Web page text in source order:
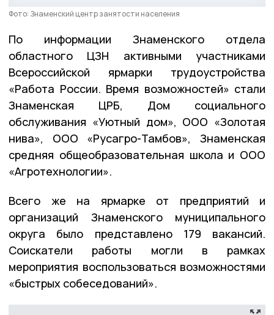
Фото: Знаменский центр занятости населения
По информации Знаменского отдела
областного ЦЗН активными участниками
Всероссийской ярмарки трудоустройства
«Работа России. Время возможностей» стали
Знаменская ЦРБ, Дом социального
обслуживания «Уютный дом», ООО «Золотая
нива», ООО «Русагро-Тамбов», Знаменская
средняя общеобразовательная школа и ООО
«Агротехнологии».
Всего же на ярмарке от предприятий и
организаций Знаменского муниципального
округа было представлено 179 вакансий.
Соискатели работы могли в рамках
мероприятия воспользоваться возможностями
«быстрых собеседований».